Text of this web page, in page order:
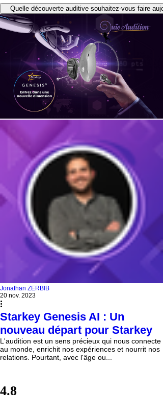
Jonathan ZERBIB
20 nov. 2023
Starkey Genesis AI : Un
nouveau départ pour Starkey
L'audition est un sens précieux qui nous connecte
au monde, enrichit nos expériences et nourrit nos
relations. Pourtant, avec l'âge ou...
4.8